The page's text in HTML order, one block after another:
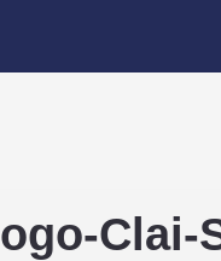
logo-Clai-